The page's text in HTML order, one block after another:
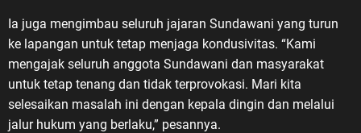
Ia juga mengimbau seluruh jajaran Sundawani yang turun
ke lapangan untuk tetap menjaga kondusivitas. “Kami
mengajak seluruh anggota Sundawani dan masyarakat
untuk tetap tenang dan tidak terprovokasi. Mari kita
selesaikan masalah ini dengan kepala dingin dan melalui
jalur hukum yang berlaku,” pesannya.